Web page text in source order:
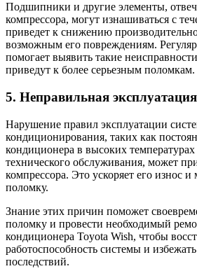
Подшипники и другие элементы,
компрессора, могут изнашиваться с
приведет к снижению
возможным его повреждениям.
помогает выявить такие
приведут к более серьезным поломкам.
5. Неправильная эксплуатация
Нарушение правил эксплуатации
кондиционирования, таких как
кондиционера в высоких
технического обслуживания, может
компрессора. Это ускоряет его износ и
поломку.
Знание этих причин поможет
поломку и провести необходимый
кондиционера Toyota Wish, чтобы
работоспособность системы и
последствий.